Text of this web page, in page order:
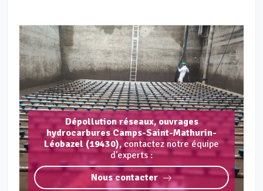
Dépollution réseaux, ouvrages
hydrocarbures Camps-Saint-Mathurin-
Léobazel (19430),contactez notre équipe
d'experts :
Nous contacter